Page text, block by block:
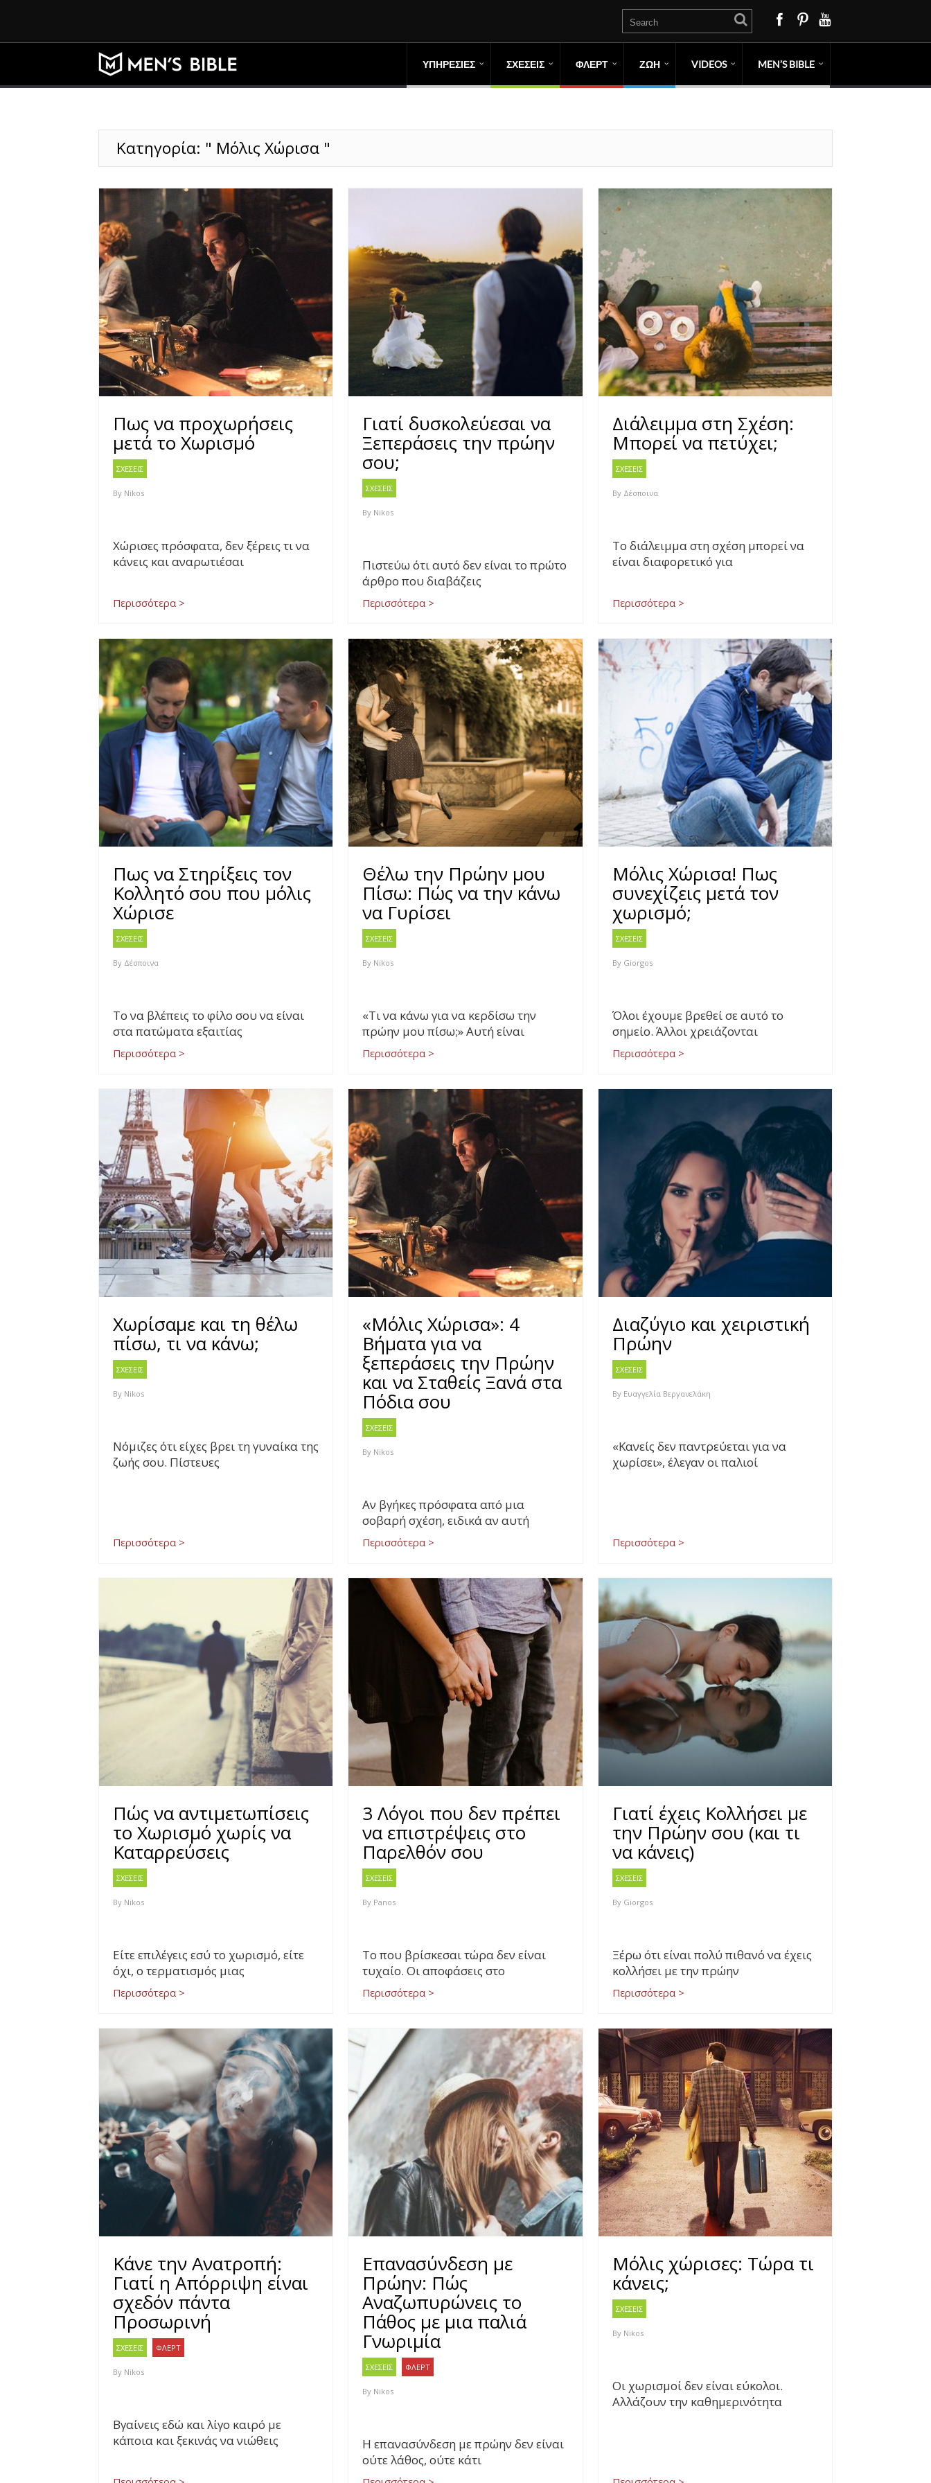
ΥΠΗΡΕΣΙΕΣ ΣΧΕΣΕΙΣ ΦΛΕΡΤ ΖΩΗ VIDEOS MEN’S BIBLE
Κατηγορία: " Μόλις Χώρισα "
Πως να προχωρήσεις
μετά το Χωρισμό
ΣΧΕΣΕΙΣ
By Nikos
Χώρισες πρόσφατα, δεν ξέρεις τι να
κάνεις και αναρωτιέσαι
Περισσότερα >
Γιατί δυσκολεύεσαι να
Ξεπεράσεις την πρώην
σου;
ΣΧΕΣΕΙΣ
By Nikos
Πιστεύω ότι αυτό δεν είναι το πρώτο
άρθρο που διαβάζεις
Περισσότερα >
Διάλειμμα στη Σχέση:
Μπορεί να πετύχει;
ΣΧΕΣΕΙΣ
By Δέσποινα
Το διάλειμμα στη σχέση μπορεί να
είναι διαφορετικό για
Περισσότερα >
Πως να Στηρίξεις τον
Κολλητό σου που μόλις
Χώρισε
ΣΧΕΣΕΙΣ
By Δέσποινα
Το να βλέπεις το φίλο σου να είναι
στα πατώματα εξαιτίας
Περισσότερα >
Θέλω την Πρώην μου
Πίσω: Πώς να την κάνω
να Γυρίσει
ΣΧΕΣΕΙΣ
By Nikos
«Τι να κάνω για να κερδίσω την
πρώην μου πίσω;» Αυτή είναι
Περισσότερα >
Μόλις Χώρισα! Πως
συνεχίζεις μετά τον
χωρισμό;
ΣΧΕΣΕΙΣ
By Giorgos
Όλοι έχουμε βρεθεί σε αυτό το
σημείο. Άλλοι χρειάζονται
Περισσότερα >
Χωρίσαμε και τη θέλω
πίσω, τι να κάνω;
ΣΧΕΣΕΙΣ
By Nikos
Νόμιζες ότι είχες βρει τη γυναίκα της
ζωής σου. Πίστευες
Περισσότερα >
«Μόλις Χώρισα»: 4
Βήματα για να
ξεπεράσεις την Πρώην
και να Σταθείς Ξανά στα
Πόδια σου
ΣΧΕΣΕΙΣ
By Nikos
Αν βγήκες πρόσφατα από μια
σοβαρή σχέση, ειδικά αν αυτή
Περισσότερα >
Διαζύγιο και χειριστική
Πρώην
ΣΧΕΣΕΙΣ
By Ευαγγελία Βεργανελάκη
«Κανείς δεν παντρεύεται για να
χωρίσει», έλεγαν οι παλιοί
Περισσότερα >
Πώς να αντιμετωπίσεις
το Χωρισμό χωρίς να
Καταρρεύσεις
ΣΧΕΣΕΙΣ
By Nikos
Είτε επιλέγεις εσύ το χωρισμό, είτε
όχι, ο τερματισμός μιας
Περισσότερα >
3 Λόγοι που δεν πρέπει
να επιστρέψεις στο
Παρελθόν σου
ΣΧΕΣΕΙΣ
By Panos
Το που βρίσκεσαι τώρα δεν είναι
τυχαίο. Οι αποφάσεις στο
Περισσότερα >
Γιατί έχεις Κολλήσει με
την Πρώην σου (και τι
να κάνεις)
ΣΧΕΣΕΙΣ
By Giorgos
Ξέρω ότι είναι πολύ πιθανό να έχεις
κολλήσει με την πρώην
Περισσότερα >
Κάνε την Ανατροπή:
Γιατί η Απόρριψη είναι
σχεδόν πάντα
Προσωρινή
ΣΧΕΣΕΙΣ ΦΛΕΡΤ
By Nikos
Βγαίνεις εδώ και λίγο καιρό με
κάποια και ξεκινάς να νιώθεις
Επανασύνδεση με
Πρώην: Πώς
Αναζωπυρώνεις το
Πάθος με μια παλιά
Γνωριμία
ΣΧΕΣΕΙΣ ΦΛΕΡΤ
By Nikos
Η επανασύνδεση με πρώην δεν είναι
ούτε λάθος, ούτε κάτι
Μόλις χώρισες: Τώρα τι
κάνεις;
ΣΧΕΣΕΙΣ
By Nikos
Οι χωρισμοί δεν είναι εύκολοι.
Αλλάζουν την καθημερινότητα